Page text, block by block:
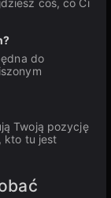
coś, co Ci
do
Twoją pozycję
kto tu jest